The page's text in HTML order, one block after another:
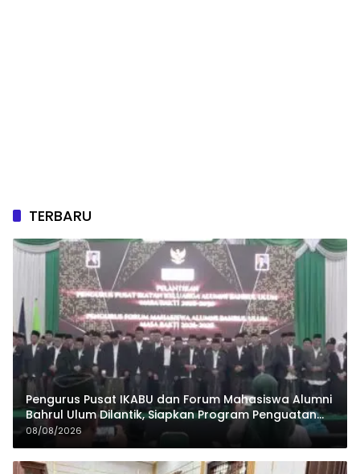
TERBARU
Pengurus Pusat IKABU dan Forum Mahasiswa Alumni
Bahrul Ulum Dilantik, Siapkan Program Penguatan
Organisasi dan Ekonomi
08/08/2026